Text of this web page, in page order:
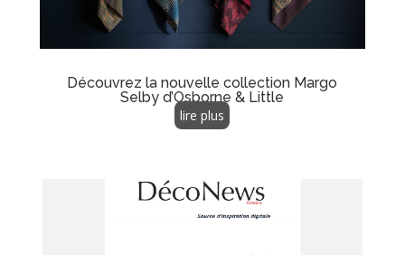
Découvrez la nouvelle collection Margo
Selby d’Osborne & Little
lire plus